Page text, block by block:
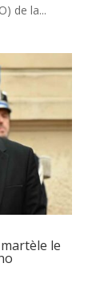
de la...
le